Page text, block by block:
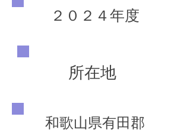
２０２４年度
所在地
和歌山県有田郡